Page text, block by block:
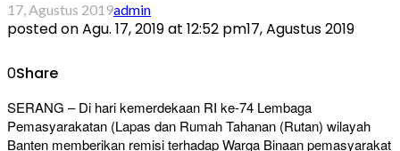
17, Agustus 2019admin
posted onAgu. 17, 2019 at 12:52 pm17, Agustus 2019
0Share
SERANG – Di hari kemerdekaan RI ke-74 Lembaga
Pemasyarakatan (Lapas dan Rumah Tahanan (Rutan) wilayah
Banten memberikan remisi terhadap Warga Binaan pemasyarakat